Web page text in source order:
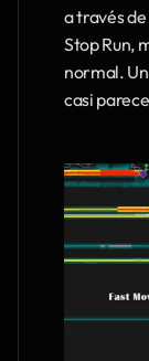
a través
Stop Run,
normal.
casi